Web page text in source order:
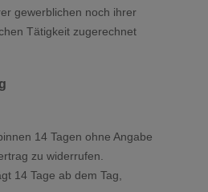
gewerblichen noch ihrer
Tätigkeit zugerechnet
14 Tagen ohne Angabe
zu widerrufen.
14 Tage ab dem Tag,